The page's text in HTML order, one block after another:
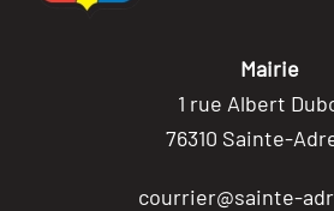
Mairie
1 rue Albert
76310 Sainte-
courrier@sainte-